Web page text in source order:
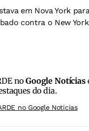
em Nova York
contra o New
noGoogle Notícias
do dia.
no Google Noticias